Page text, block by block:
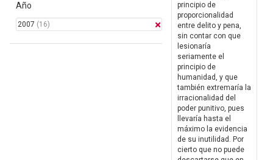
Año
2007 (16)
principio de
proporcionalidad
entre delito y pena,
sin contar con que
lesionaría
seriamente el
principio de
humanidad, y que
también extremaría la
irracionalidad del
poder punitivo, pues
llevaría hasta el
máximo la evidencia
de su inutilidad. Por
cierto que no puede